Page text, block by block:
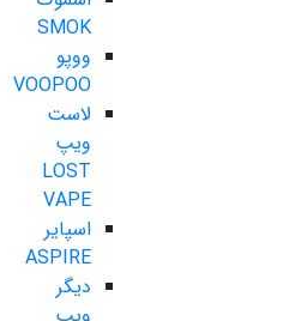
SMOK
ووپو
VOOPOO
لاست
ویپ
LOST
VAPE
اسپایر
ASPIRE
دیگر